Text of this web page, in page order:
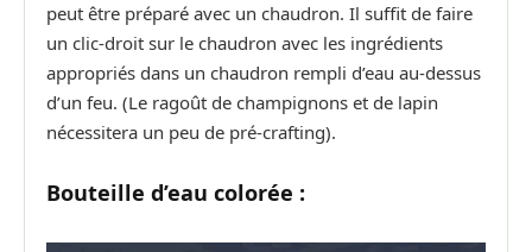
peut être préparé avec un chaudron. Il suffit de faire
un clic-droit sur le chaudron avec les ingrédients
appropriés dans un chaudron rempli d’eau au-dessus
d’un feu. (Le ragoût de champignons et de lapin
nécessitera un peu de pré-crafting).
Bouteille d’eau colorée :